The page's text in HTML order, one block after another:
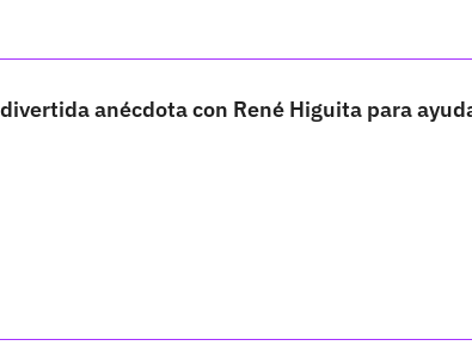
anécdota con René Higuita para